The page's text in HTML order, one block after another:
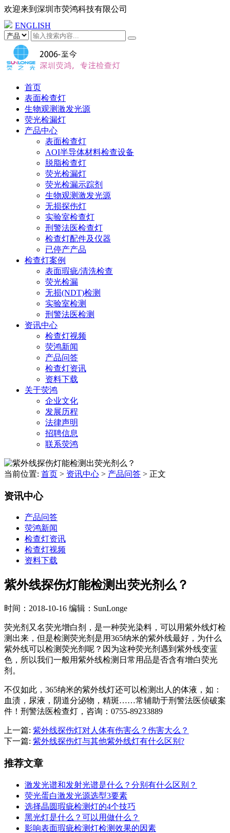
欢迎来到 深圳市荧鸿科技有限公司
ENGLISH
首页
表面检查灯
生物观测激发光源
荧光检漏灯
产品中心
表面检查灯
AOI半导体材料检查设备
脱脂检查灯
荧光检漏灯
荧光检漏示踪剂
生物观测激发光源
无损探伤灯
实验室检查灯
刑警法医检查灯
检查灯配件及仪器
已停产产品
检查灯案例
表面瑕疵/清洗检查
荧光检漏
无损(NDT)检测
实验室检测
刑警法医检测
资讯中心
检查灯视频
荧鸿新闻
产品问答
检查灯资讯
资料下载
关于荧鸿
企业文化
发展历程
法律声明
招聘信息
联系荧鸿
当前位置: 首页 > 资讯中心 > 产品问答 > 正文
资讯中心
产品问答
荧鸿新闻
检查灯资讯
检查灯视频
资料下载
紫外线探伤灯能检测出荧光剂么？
时间：2018-10-16 编辑：SunLonge
荧光剂又名荧光增白剂，是一种荧光染料，可以用紫外线灯检
测出来，但是检测荧光剂是用365纳米的紫外线最好，为什么
紫外线可以检测荧光剂呢？因为这种荧光剂遇到紫外线变蓝
色，所以我们一般用紫外线检测日常用品是否含有增白荧光
剂。
不仅如此，365纳米的紫外线灯还可以检测出人的体液，如：
血渍，尿液，阴道分泌物，精斑……常辅助于刑警法医侦破案
件！刑警法医检查灯，咨询：0755-89233889
上一篇: 紫外线探伤灯对人体有伤害么？伤害大么？
下一篇: 紫外线探伤灯与其他紫外线灯有什么区别?
推荐文章
激发光谱和发射光谱是什么？分别有什么区别？
荧光蛋白激发光源选型3要素
选择晶圆瑕疵检测灯的4个技巧
黑光灯是什么？可以用做什么？
影响表面瑕疵检测灯检测效果的因素